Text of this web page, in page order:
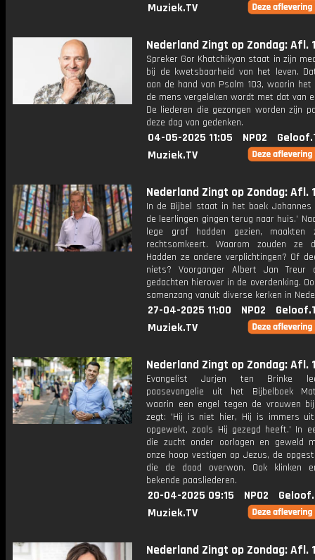
Muziek.TV
Nederland Zingt op Zondag: Afl.
Spreker Gor Khatchikyan staat in zijn
bij de kwetsbaarheid van het leven.
aan de hand van Psalm 103, waarin het
de mens vergeleken wordt met dat van
De liederen die gezongen worden zijn
deze dag van gedenken.
04-05-2025 11:05 NPO2
Muziek.TV
Nederland Zingt op Zondag: Afl.
In de Bijbel staat in het boek Johannes
de leerlingen gingen terug naar huis.'
lege graf hadden gezien, maakten
rechtsomkeert. Waarom zouden ze
Hadden ze andere verplichtingen? Of
niets? Voorganger Albert Jan Treur
gedachten hierover in de overdenking.
samenzang vanuit diverse kerken in
27-04-2025 11:00 NPO2
Muziek.TV
Nederland Zingt op Zondag: Afl.
Evangelist Jurjen ten Brinke
paasevangelie uit het Bijbelboek
waarin een engel tegen de vrouwen
zegt: 'Hij is niet hier, Hij is immers
opgewekt, zoals Hij gezegd heeft.' In
die zucht onder oorlogen en geweld
onze hoop vestigen op Jezus, de
die de dood overwon. Ook klinken
bekende paasliederen.
20-04-2025 09:15 NPO2
Muziek.TV
Nederland Zingt op Zondag: Afl.